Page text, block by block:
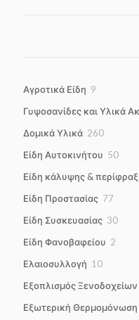
Αγροτικά Είδη 9
Γυψοσανίδες και Υλικά
Δομικά Υλικά 260260
Είδη Αυτοκινήτου 5050
Είδη κάλυψης &
Είδη Προστασίας 7777
Είδη Συσκευασίας 3030
Είδη Φανοβαφείου 2
Ελαιοσυλλογή 1010
Εξοπλισμός Ξενοδοχείων
Εξωτερική Θερμομόνωση